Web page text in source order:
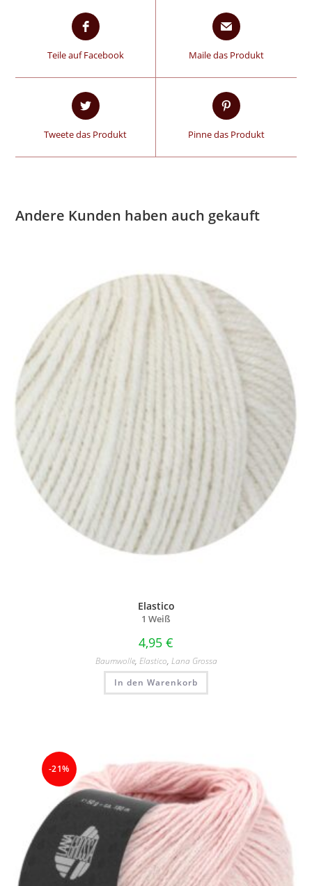
Teile auf Facebook Maile das Produkt
Tweete das Produkt Pinne das Produkt
Andere Kunden haben auch gekauft
Elastico
1 Weiß
4,95 €
Baumwolle, Elastico, Lana Grossa
In den Warenkorb
-21%